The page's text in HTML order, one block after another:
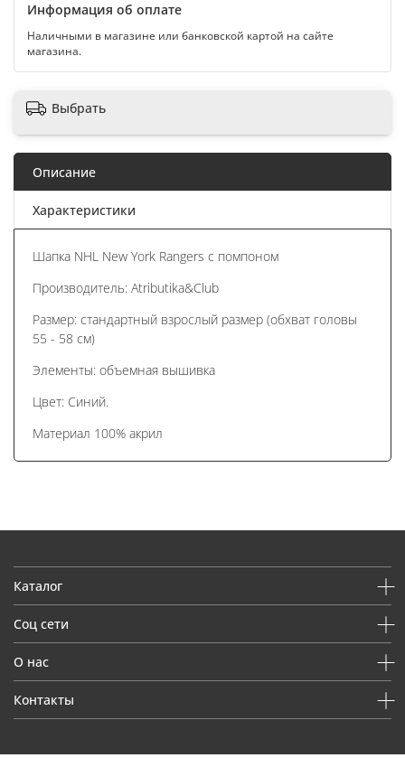
Информация об оплате
Наличными в магазине или банковской картой на сайте
магазина.
Выбрать
Описание
Характеристики
Шапка NHL New York Rangers с помпоном
Производитель: Atributika&Club
Размер: стандартный взрослый размер (обхват головы
55 - 58 см)
Элементы: объемная вышивка
Цвет: Синий.
Материал 100% акрил
Каталог
Соц сети
О нас
Контакты